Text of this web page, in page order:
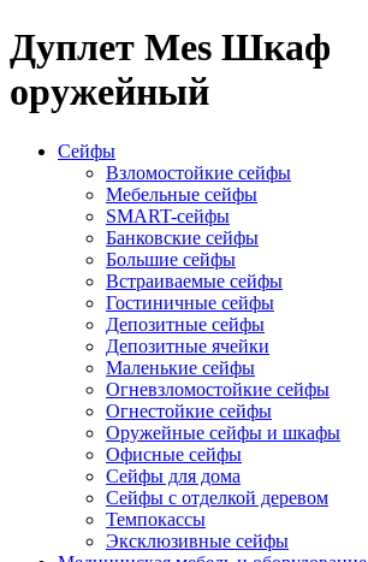
Дуплет Mes Шкаф
оружейный
Сейфы
Взломостойкие сейфы
Мебельные сейфы
SMART-сейфы
Банковские сейфы
Большие сейфы
Встраиваемые сейфы
Гостиничные сейфы
Депозитные сейфы
Депозитные ячейки
Маленькие сейфы
Огневзломостойкие сейфы
Огнестойкие сейфы
Оружейные сейфы и шкафы
Офисные сейфы
Сейфы для дома
Сейфы с отделкой деревом
Темпокассы
Эксклюзивные сейфы